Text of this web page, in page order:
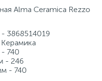
Alma Ceramica Rezzo
3868514019
740
- 246
- 740